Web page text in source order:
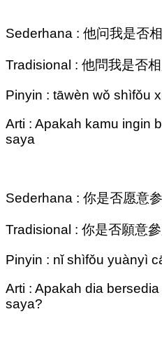
Sederhana : 他问我是否相
Tradisional : 他問我是否相
Pinyin : tāwèn wǒ shìfǒu
Arti : Apakah kamu ingin
saya
Sederhana : 你是否愿意
Tradisional : 你是否願意
Pinyin : nǐ shìfǒu yuànyì
Arti : Apakah dia
saya?